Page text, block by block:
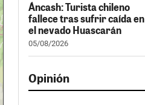
Áncash: Turista chileno
fallece tras sufrir caída en
el nevado Huascarán
05/08/2026
Opinión